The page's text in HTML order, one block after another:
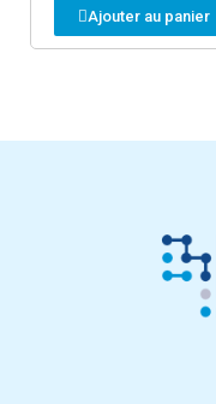
Ajouter au panier